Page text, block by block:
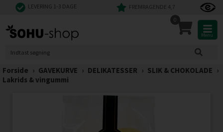
LEVERING 1-3 DAGE FREMRAGENDE 4,7
0
Menu
Forside › GAVEKURVE › DELIKATESSER › SLIK & CHOKOLADE ›
Lakrids & vingummi